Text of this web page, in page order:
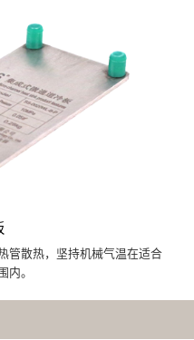
管散热，坚持机械气温在适合
内。